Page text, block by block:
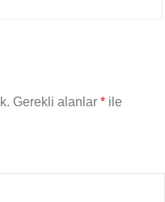
Gerekli alanlar * ile